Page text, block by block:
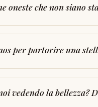
oneste che non siano
per partorire una
vedendo la